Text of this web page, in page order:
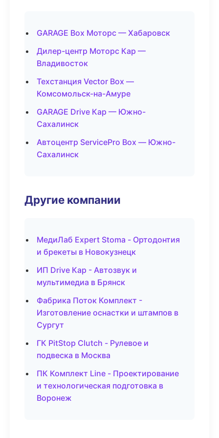
GARAGE Box Моторс — Хабаровск
Дилер-центр Моторс Кар —
Владивосток
Техстанция Vector Box —
Комсомольск-на-Амуре
GARAGE Drive Кар — Южно-
Сахалинск
Автоцентр ServicePro Box — Южно-
Сахалинск
Другие компании
МедиЛаб Expert Stoma - Ортодонтия
и брекеты в Новокузнецк
ИП Drive Кар - Автозвук и
мультимедиа в Брянск
Фабрика Поток Комплект -
Изготовление оснастки и штампов в
Сургут
ГК PitStop Clutch - Рулевое и
подвеска в Москва
ПК Комплект Line - Проектирование
и технологическая подготовка в
Воронеж